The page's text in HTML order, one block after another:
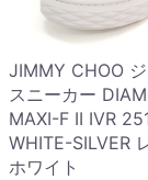
JIMMY CHOO
スニーカー
MAXI-F II IVR
WHITE-SILVER
ホワイト